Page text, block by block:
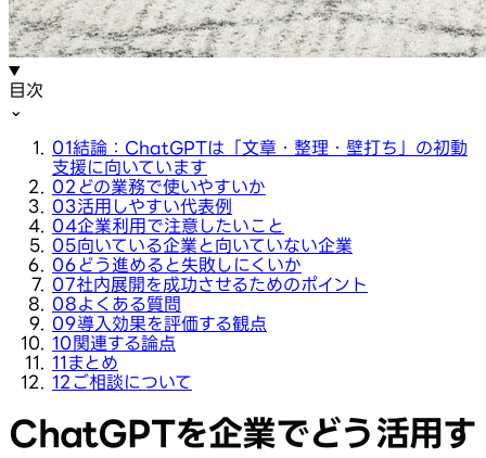
目次
⌄
01結論：ChatGPTは「文章・整理・壁打ち」の初動
支援に向いています
02 どの業務で使いやすいか
03活用しやすい代表例
04企業利用で注意したいこと
05向いている企業と向いていない企業
06どう進めると失敗しにくいか
07社内展開を成功させるためのポイント
08よくある質問
09導入効果を評価する観点
10関連する論点
11 まとめ
12 ご相談について
ChatGPTを企業でどう活用す